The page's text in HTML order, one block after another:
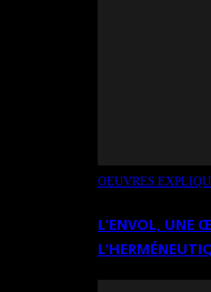
OEUVRES
L’ENVOL, UNE